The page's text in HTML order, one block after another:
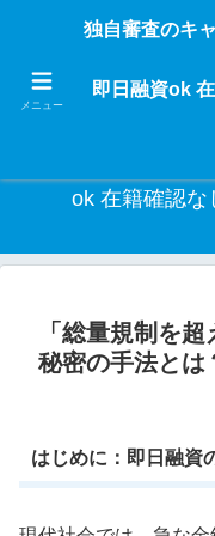
独自審査のフリーローンなら
な入用があっても安心！融資
日返済の１ヶ
独自審査のキャッ
ok 在籍確認な
「総量規制を
秘密の手法とは
はじめに：即日融資
メニュー
独自審査のキ
即日融資ok